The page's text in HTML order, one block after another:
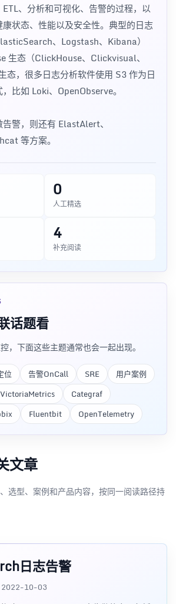
、分析和可视化、告警的过程，以
状态、性能以及安全性。典型的日志
、Logstash、Kibana）
生态（ClickHouse、Clickvisual、
态，很多日志分析软件使用 S3 作为日
比如 Loki、OpenObserve。
警，则还有 ElastAlert、
等方案。
0
人工精选
4
补充阅读
话题看
，下面这些主题通常也会一起出现。
位 告警OnCall SRE
用户案例
VictoriaMetrics
Categraf
Fluentbit OpenTelemetry
文章
选型、案例和产品内容，按同一阅读路径持
日志告警
2022-10-03